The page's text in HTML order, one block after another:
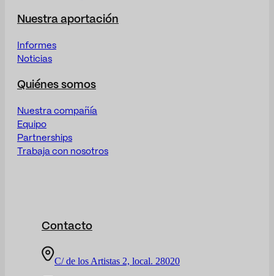
Nuestra aportación
Informes
Noticias
Quiénes somos
Nuestra compañía
Equipo
Partnerships
Trabaja con nosotros
Contacto
C/ de los Artistas 2, local. 28020